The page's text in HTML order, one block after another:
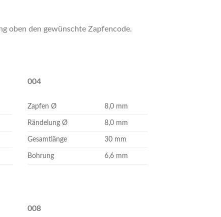
oben den gewünschte Zapfencode.
004
Zapfen Ø 8,0 mm
Rändelung Ø 8,0 mm
Gesamtlänge 30 mm
Bohrung 6,6 mm
008